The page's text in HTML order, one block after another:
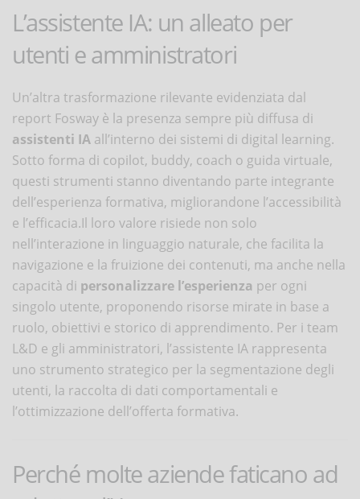
L’assistente IA: un alleato per
utenti e amministratori
Un’altra trasformazione rilevante evidenziata dal
report Fosway è la presenza sempre più diffusa di
assistenti IA all’interno dei sistemi di digital learning.
Sotto forma di copilot, buddy, coach o guida virtuale,
questi strumenti stanno diventando parte integrante
dell’esperienza formativa, migliorandone l’accessibilità
e l’efficacia.Il loro valore risiede non solo
nell’interazione in linguaggio naturale, che facilita la
navigazione e la fruizione dei contenuti, ma anche nella
capacità di personalizzare l’esperienza per ogni
singolo utente, proponendo risorse mirate in base a
ruolo, obiettivi e storico di apprendimento. Per i team
L&D e gli amministratori, l’assistente IA rappresenta
uno strumento strategico per la segmentazione degli
utenti, la raccolta di dati comportamentali e
l’ottimizzazione dell’offerta formativa.
Perché molte aziende faticano ad